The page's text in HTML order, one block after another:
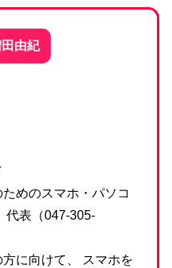
由紀
めのスマホ・パソコ
代表（047-305-
に向けて、 スマホを